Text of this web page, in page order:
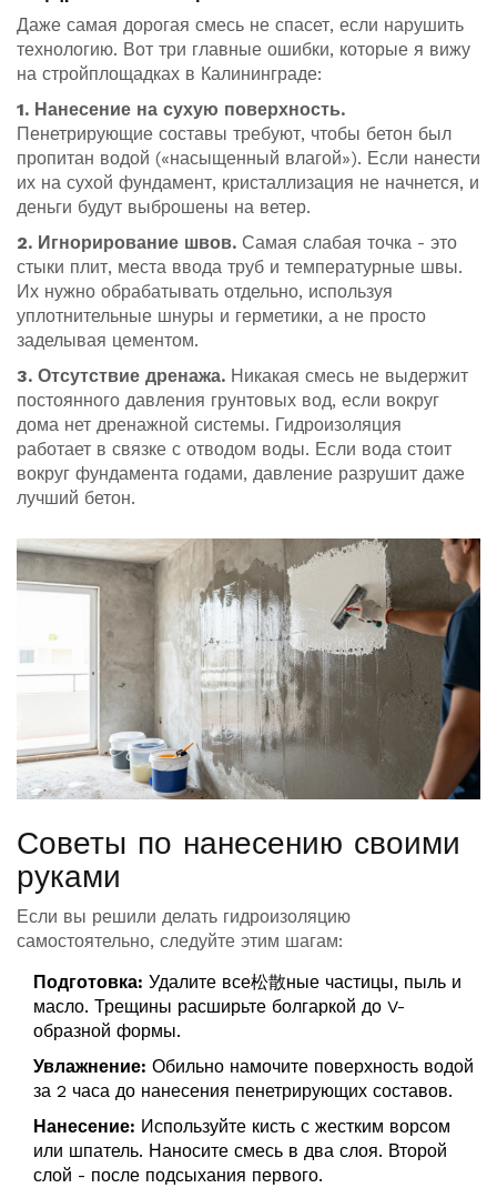
Даже самая дорогая смесь не спасет, если нарушить
технологию. Вот три главные ошибки, которые я вижу
на стройплощадках в Калининграде:
1. Нанесение на сухую поверхность.
Пенетрирующие составы требуют, чтобы бетон был
пропитан водой («насыщенный влагой»). Если нанести
их на сухой фундамент, кристаллизация не начнется, и
деньги будут выброшены на ветер.
2. Игнорирование швов. Самая слабая точка - это
стыки плит, места ввода труб и температурные швы.
Их нужно обрабатывать отдельно, используя
уплотнительные шнуры и герметики, а не просто
заделывая цементом.
3. Отсутствие дренажа. Никакая смесь не выдержит
постоянного давления грунтовых вод, если вокруг
дома нет дренажной системы. Гидроизоляция
работает в связке с отводом воды. Если вода стоит
вокруг фундамента годами, давление разрушит даже
лучший бетон.
Советы по нанесению своими
руками
Если вы решили делать гидроизоляцию
самостоятельно, следуйте этим шагам:
Подготовка: Удалите все松散ные частицы, пыль и
масло. Трещины расширьте болгаркой до V-
образной формы.
Увлажнение: Обильно намочите поверхность водой
за 2 часа до нанесения пенетрирующих составов.
Нанесение: Используйте кисть с жестким ворсом
или шпатель. Наносите смесь в два слоя. Второй
слой - после подсыхания первого.